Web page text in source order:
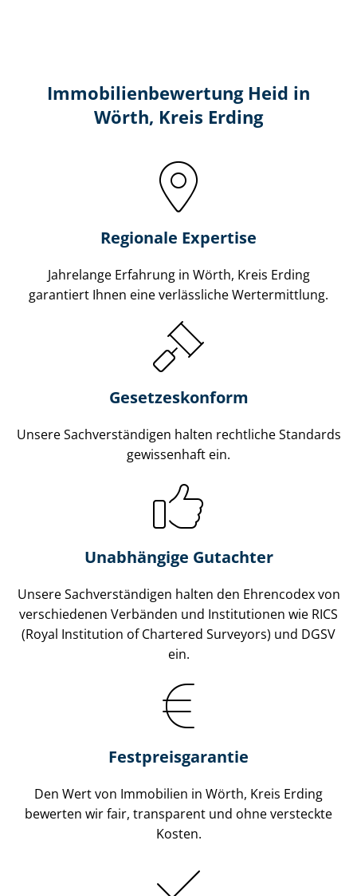
Immobilien­bewertung Heid in
Wörth, Kreis Erding
Regionale Expertise
Jahrelange Erfahrung in Wörth, Kreis Erding
garantiert Ihnen eine verlässliche Wertermittlung.
Gesetzes­konform
Unsere Sach­ver­stän­di­gen halten rechtliche Standards
gewissenhaft ein.
Unabhängige Gutachter
Unsere Sach­ver­stän­di­gen halten den Ehrencodex von
verschiedenen Verbänden und Institutionen wie RICS
(Royal Institution of Chartered Surveyors) und DGSV
ein.
Festpreis​garantie
Den Wert von Immobilien in Wörth, Kreis Erding
bewerten wir fair, transparent und ohne versteckte
Kosten.